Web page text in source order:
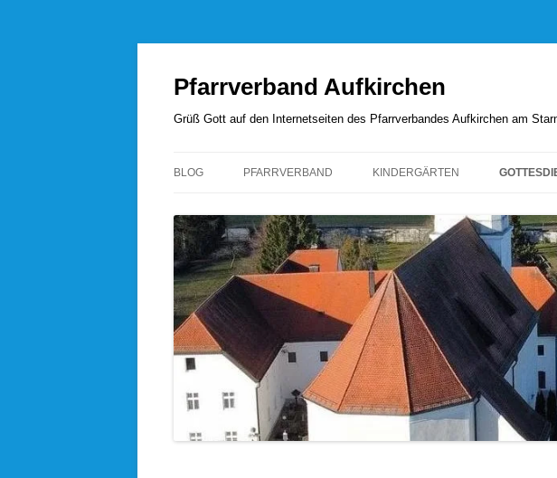
Pfarrverband Aufkirchen
Grüß Gott auf den Internetseiten des Pfarrverbandes Aufkirchen am
BLOG PFARRVERBAND
PFARRVERBANDSRAT
PFARREI AUFKIRCHEN
PFARREI HÖHENRAIN
PFARREI PERCHA
PFARREI WANGEN
KOLPINGSFAMILIE HÖHENRAIN
KINDERGÄRTEN